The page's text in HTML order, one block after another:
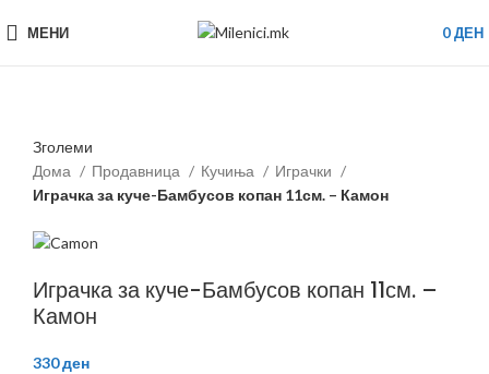
МЕНИ 0ДЕН
Зголеми
Дома
Продавница Кучиња
Играчки
Играчка за куче-Бамбусов копан 11см. – Камон
Играчка за куче-Бамбусов копан 11см. –
Камон
330ден